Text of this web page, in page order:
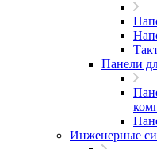
Панели
Инженерные